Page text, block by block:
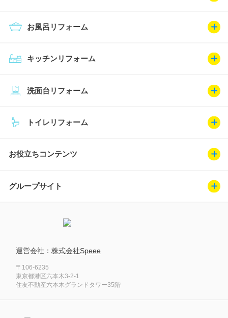
キッチンリフォーム
お風呂リフォーム
トイレリフォーム
洗面台リフォーム
お役立ちコンテンツ
グループサイト
運営会社： 株式会社Speee
〒106-6235
東京都港区六本木3-2-1
住友不動産六本木グランドタワー35階